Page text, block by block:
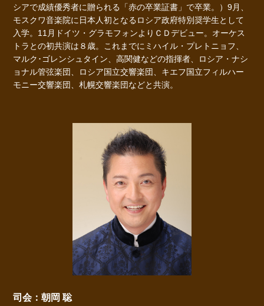
シアで成績優秀者に贈られる「赤の卒業証書」で卒業。）9月、
モスクワ音楽院に日本人初となるロシア政府特別奨学生として
入学。11月ドイツ・グラモフォンよりＣＤデビュー。オーケス
トラとの初共演は８歳。これまでにミハイル・プレトニョフ、
マルク･ゴレンシュタイン、高関健などの指揮者、ロシア・ナシ
ョナル管弦楽団、ロシア国立交響楽団、キエフ国立フィルハー
モニー交響楽団、札幌交響楽団などと共演。
司会：朝岡 聡